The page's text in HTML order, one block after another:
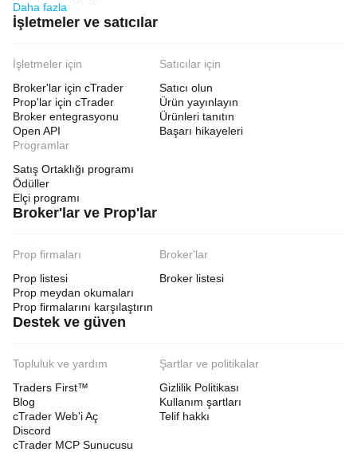
Daha fazla
İşletmeler ve satıcılar
İşletmeler için
Broker'lar için cTrader
Prop'lar için cTrader
Broker entegrasyonu
Open API
Satıcılar için
Satıcı olun
Ürün yayınlayın
Ürünleri tanıtın
Başarı hikayeleri
Programlar
Satış Ortaklığı programı
Ödüller
Elçi programı
Broker'lar ve Prop'lar
Prop firmaları
Prop listesi
Prop meydan okumaları
Prop firmalarını karşılaştırın
Broker'lar
Broker listesi
Destek ve güven
Topluluk ve yardım
Traders First™
Blog
cTrader Web'i Aç
Discord
cTrader MCP Sunucusu
Şartlar ve politikalar
Gizlilik Politikası
Kullanım şartları
Telif hakkı